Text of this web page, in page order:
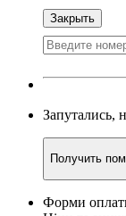
Закрыть
Запутались,
Получить
Форми